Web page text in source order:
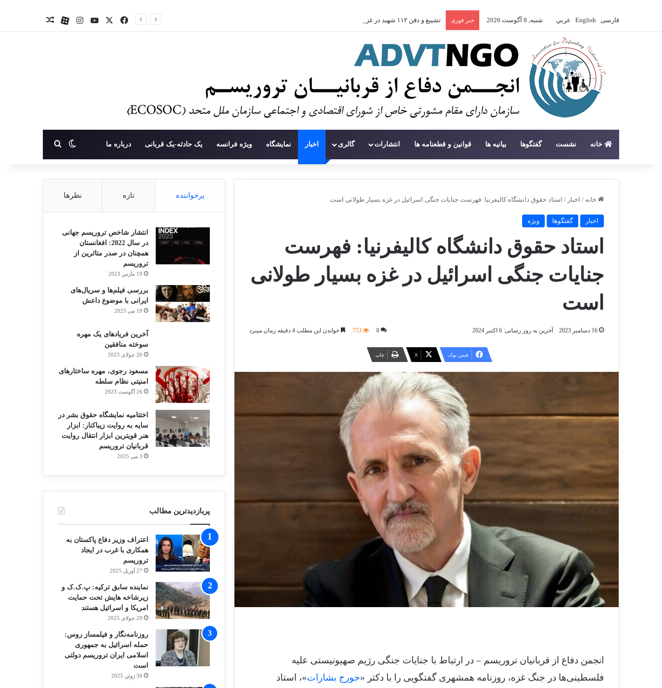
فارسی English عربي شنبه, 8 آگوست 2026 خبر فوری تشییع و دفن ۱۱۲ شهید در غزه پس از سه سال فیس بوکیوتیوباینستاگرام
آپاراتنوشته تصادفی
خانه نشست گفتگوها بیانیه ها قوانین و قطعنامه ها انتشارات گالری اخبار نمایشگاه ویژه فرانسه یک حادثه-یک قربانی درباره ما تغییر پوسته
جستجو برای
خانه / اخبار / استاد حقوق دانشگاه کالیفرنیا: فهرست جنایات جنگی اسرائیل در غزه بسیار طولانی است
اخبار گفتگوها ویژه
استاد حقوق دانشگاه کالیفرنیا: فهرست
جنایات جنگی اسرائیل در غزه بسیار طولانی
است
16 دسامبر 2023 آخرین به روز رسانی: 6 اکتبر 2024 0
753 خواندن این مطلب 4 دقیقه زمان میبرد
فیس بوک X چاپ
انجمن دفاع از قربانیان تروریسم – در ارتباط با جنایات جنگی رژیم صهیونیستی علیه
فلسطینی‌ها در جنگ غزه، روزنامه همشهری گفتگویی را با دکتر «جورج بشارات»، استاد
پرخواننده تازه نظرها
انتشار شاخص تروریسم جهانی
در سال 2022: افغانستان
همچنان در صدر متاثرین از
تروریسم
19 مارس 2023
بررسی فیلم‌ها و سریال‌های
ایرانی با موضوع داعش
19 می 2025
آخرین فریادهای یک مهره
سوخته منافقین
26 جولای 2023
مسعود رجوی، مهره ساختارهای
امنیتی نظام سلطه
26 آگوست 2023
اختتامیه نمایشگاه حقوق بشر در
سایه به روایت زیباکنار: ابزار
هنر قویترین ابزار انتقال روایت
قربانیان تروریسم
3 می 2025
پربازدیدترین مطالب
اعتراف وزیر دفاع پاکستان به
همکاری با غرب در ایجاد
تروریسم
27 آوریل 2025
نماینده سابق ترکیه: پ.ک.ک و
زیرشاخه هایش تحت حمایت
امریکا و اسرائیل هستند
29 جولای 2025
روزنامه‌نگار و فیلمساز روس:
حمله اسرائیل به جمهوری
اسلامی ایران تروریسم دولتی
است
30 ژوئن 2025